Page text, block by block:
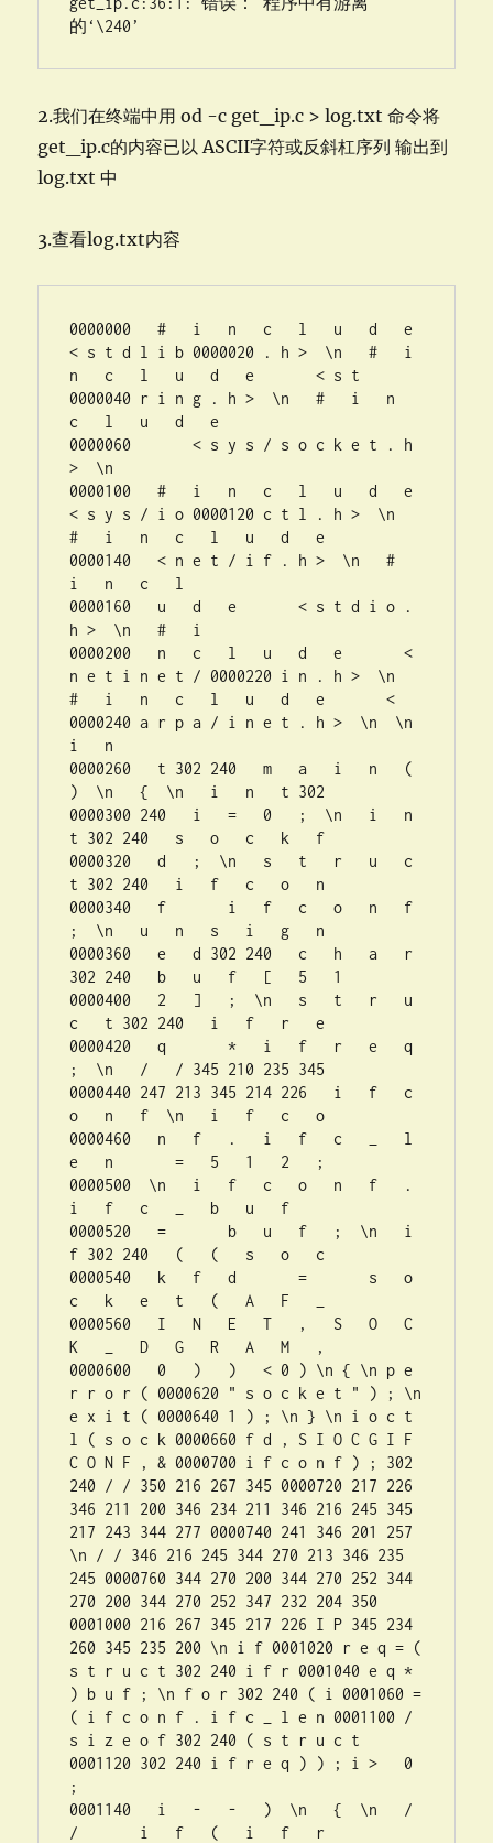
的‘\240’
2.我们在终端中用 od -c get_ip.c > log.txt 命令将
get_ip.c的内容已以 ASCII字符或反斜杠序列 输出到
log.txt 中
3.查看log.txt内容
0000000   #   i   n   c   l   u   d   e
< s t d l i b 0000020 . h >  \n   #   i
n   c   l   u   d   e       < s t
0000040 r i n g . h >  \n   #   i   n
c   l   u   d   e
0000060       < s y s / s o c k e t . h
>  \n
0000100   #   i   n   c   l   u   d   e
< s y s / i o 0000120 c t l . h >  \n
#   i   n   c   l   u   d   e
0000140   < n e t / i f . h >  \n   #
i   n   c   l
0000160   u   d   e       < s t d i o .
h >  \n   #   i
0000200   n   c   l   u   d   e       <
n e t i n e t / 0000220 i n . h >  \n
#   i   n   c   l   u   d   e       <
0000240 a r p a / i n e t . h >  \n  \n
i   n
0000260   t 302 240   m   a   i   n   (
)  \n   {  \n   i   n   t 302
0000300 240   i   =   0   ;  \n   i   n
t 302 240   s   o   c   k   f
0000320   d   ;  \n   s   t   r   u   c
t 302 240   i   f   c   o   n
0000340   f       i   f   c   o   n   f
;  \n   u   n   s   i   g   n
0000360   e   d 302 240   c   h   a   r
302 240   b   u   f   [   5   1
0000400   2   ]   ;  \n   s   t   r   u
c   t 302 240   i   f   r   e
0000420   q       *   i   f   r   e   q
;  \n   /   / 345 210 235 345
0000440 247 213 345 214 226   i   f   c
o   n   f  \n   i   f   c   o
0000460   n   f   .   i   f   c   _   l
e   n       =   5   1   2   ;
0000500  \n   i   f   c   o   n   f   .
i   f   c   _   b   u   f
0000520   =       b   u   f   ;  \n   i
f 302 240   (   (   s   o   c
0000540   k   f   d       =       s   o
c   k   e   t   (   A   F   _
0000560   I   N   E   T   ,   S   O   C
K   _   D   G   R   A   M   ,
0000600   0   )   )   < 0 ) \n { \n p e
r r o r ( 0000620 " s o c k e t " ) ; \n
e x i t ( 0000640 1 ) ; \n } \n i o c t
l ( s o c k 0000660 f d , S I O C G I F
C O N F , & 0000700 i f c o n f ) ; 302
240 / / 350 216 267 345 0000720 217 226
346 211 200 346 234 211 346 216 245 345
217 243 344 277 0000740 241 346 201 257
\n / / 346 216 245 344 270 213 346 235
245 0000760 344 270 200 344 270 252 344
270 200 344 270 252 347 232 204 350
0001000 216 267 345 217 226 I P 345 234
260 345 235 200 \n i f 0001020 r e q = (
s t r u c t 302 240 i f r 0001040 e q *
) b u f ; \n f o r 302 240 ( i 0001060 =
( i f c o n f . i f c _ l e n 0001100 /
s i z e o f 302 240 ( s t r u c t
0001120 302 240 i f r e q ) ) ; i >   0
;
0001140   i   -   -   )  \n   {  \n   /
/       i   f   (   i   f   r